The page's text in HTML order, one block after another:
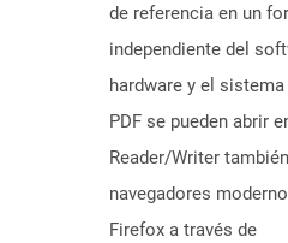
de referencia en un
independiente del
hardware y el
PDF se pueden abrir
Reader/Writer
navegadores
Firefox a través de